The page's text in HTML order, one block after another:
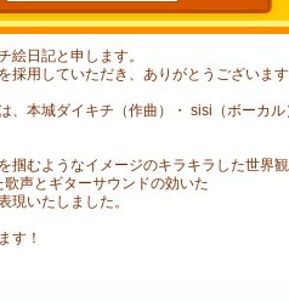
00:00/00:20
絵日記と申します。
採用していただき、ありがとうございま
、本城ダイキチ（作曲）・ sisi（ボーカ
掴むようなイメージのキラキラした世界
声とギターサウンドの効いた
現いたしました。
す！